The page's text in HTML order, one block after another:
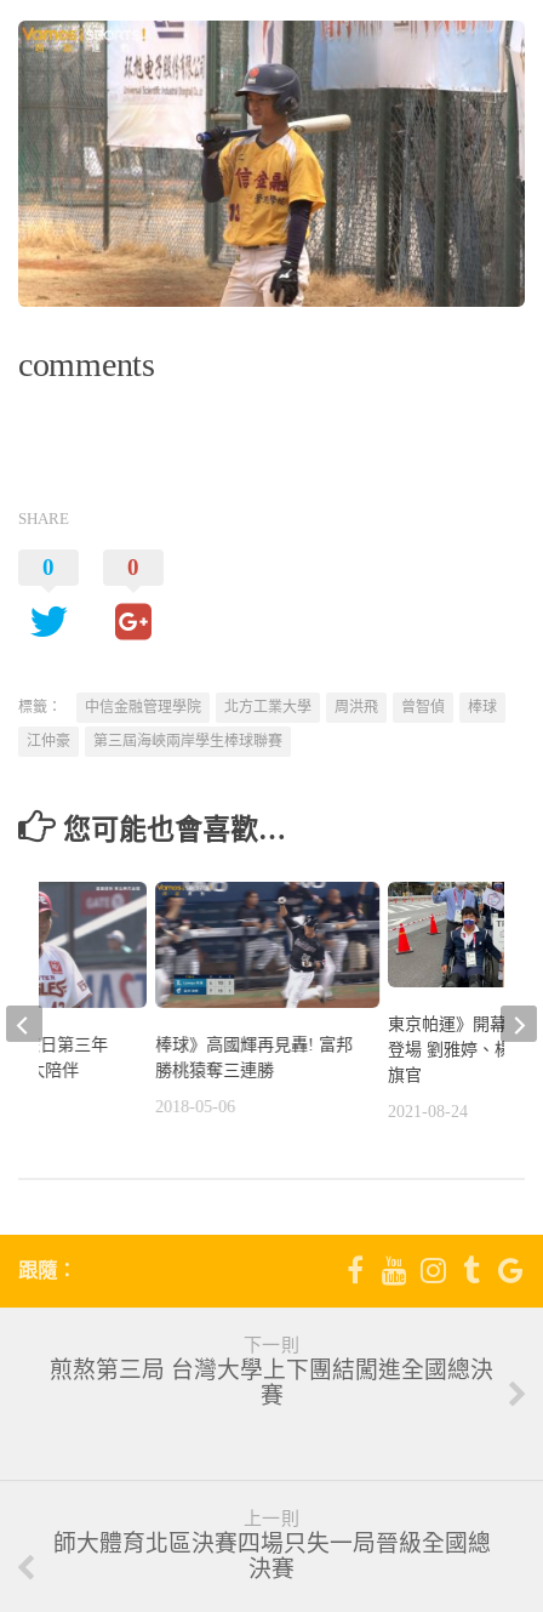
comments
SHARE
0 0
標籤： 中信金融管理學院 北方工業大學 周洪飛 曾智偵
棒球
江仲豪
第三屆海峽兩岸學生棒球聯賽
您可能也會喜歡…
棒球》高國輝再見轟! 富邦
勝桃猿奪三連勝
2018-05-06
東京帕運》開幕典
登場 劉雅婷、楊川
旗官
2021-08-24
豪旅日第三年
太太陪伴
跟隨：
下一則
煎熬第三局 台灣大學上下團結闖進全國總決
賽
上一則
師大體育北區決賽四場只失一局晉級全國總
決賽